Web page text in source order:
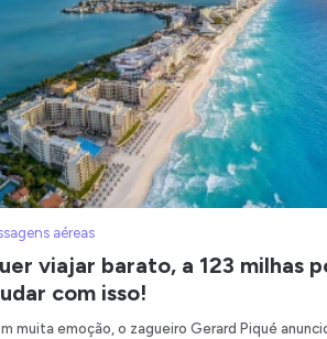
aéreas
viajar barato, a 123 milhas
com isso!
muita emoção, o zagueiro Gerard Piqué